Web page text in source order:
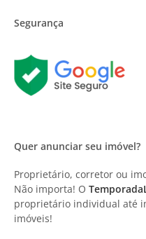
Segurança
Quer anunciar seu imóvel?
Proprietário, corretor ou
Não importa! O
proprietário individual até
imóveis!